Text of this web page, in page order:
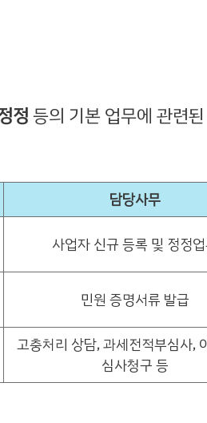
정등의 기본 업무에 관련
담당사무
사업자 신규 등록 및 정정
민원 증명서류 발급
고충처리 상담, 과세전적부심사,
심사청구 등